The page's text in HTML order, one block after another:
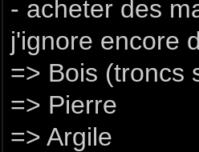
- acheter des
j'ignore encore
=> Bois (troncs
=> Pierre
=> Argile